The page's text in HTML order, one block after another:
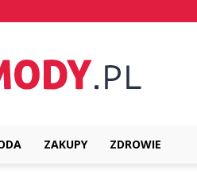
ZAKUPY ZDROWIE